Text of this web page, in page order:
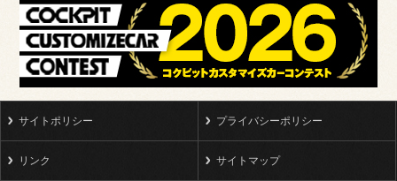
サイトポリシー プライバシーポリシー
リンク サイトマップ